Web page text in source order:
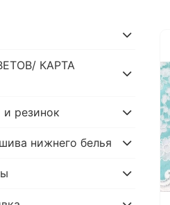
КАРТА
резинок
нижнего белья